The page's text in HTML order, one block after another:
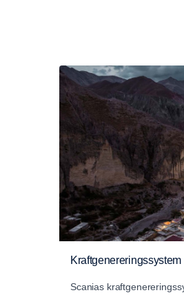
Kraftgenereringssystem
Scanias